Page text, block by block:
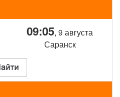
09:05, 9 августа
Саранск